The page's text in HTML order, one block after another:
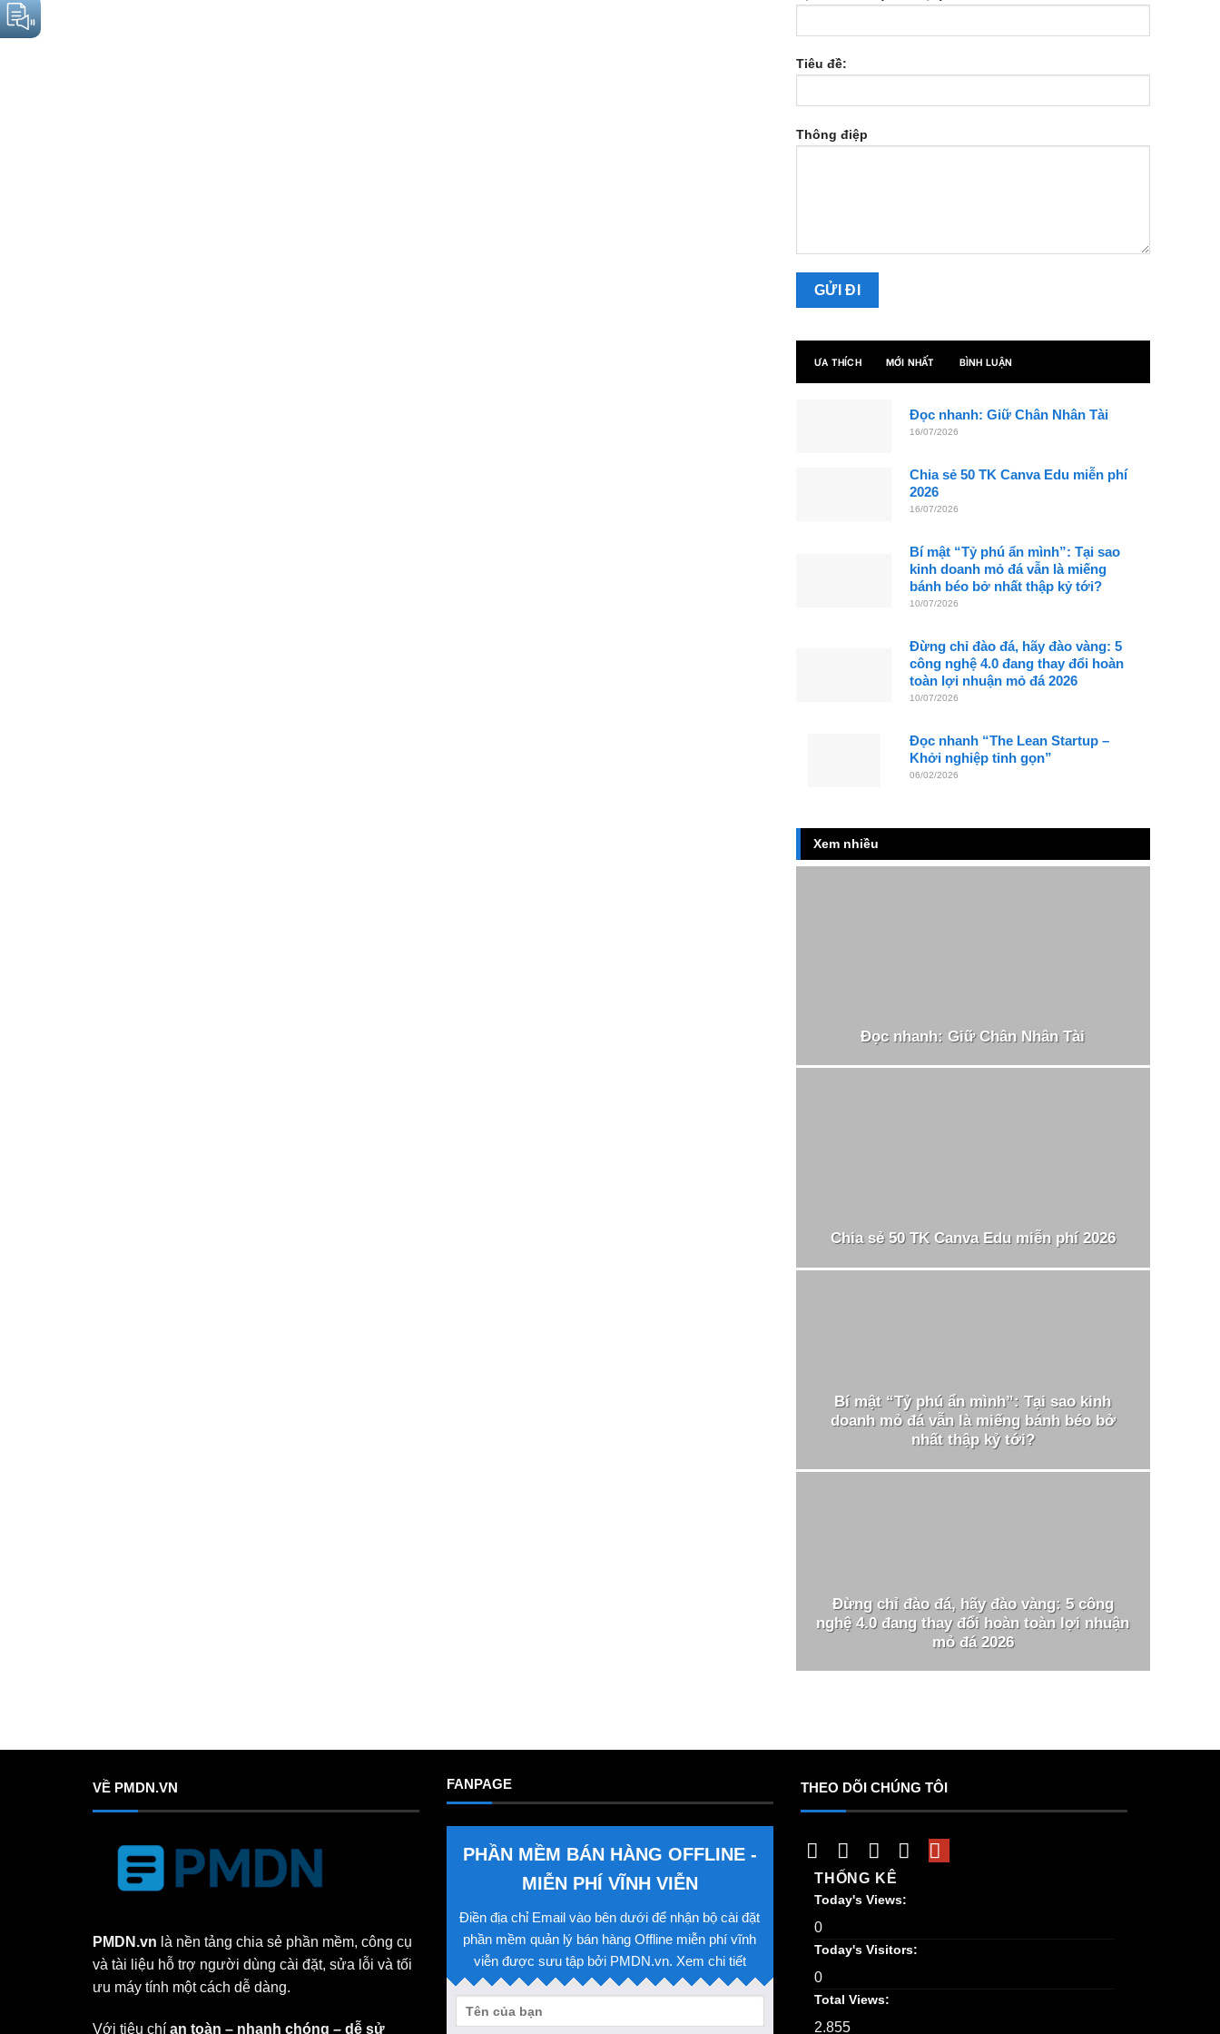
Tiêu đề:
Thông điệp
ƯA THÍCH MỚI NHẤT BÌNH LUẬN
Đọc nhanh: Giữ Chân Nhân Tài
16/07/2026
Chia sẻ 50 TK Canva Edu miễn phí
2026
16/07/2026
Bí mật “Tỷ phú ẩn mình”: Tại sao
kinh doanh mỏ đá vẫn là miếng
bánh béo bở nhất thập kỷ tới?
10/07/2026
Đừng chỉ đào đá, hãy đào vàng: 5
công nghệ 4.0 đang thay đổi hoàn
toàn lợi nhuận mỏ đá 2026
10/07/2026
Đọc nhanh “The Lean Startup –
Khởi nghiệp tinh gọn”
06/02/2026
Xem nhiều
Đọc nhanh: Giữ Chân Nhân Tài
Chia sẻ 50 TK Canva Edu miễn phí 2026
Bí mật “Tỷ phú ẩn mình”: Tại sao kinh
doanh mỏ đá vẫn là miếng bánh béo bở
nhất thập kỷ tới?
Đừng chỉ đào đá, hãy đào vàng: 5 công
nghệ 4.0 đang thay đổi hoàn toàn lợi nhuận
mỏ đá 2026
VỀ PMDN.VN
PMDN.vn là nền tảng chia sẻ phần mềm, công cụ
và tài liệu hỗ trợ người dùng cài đặt, sửa lỗi và tối
ưu máy tính một cách dễ dàng.
Với tiêu chí an toàn – nhanh chóng – dễ sử
FANPAGE
PHẦN MỀM BÁN HÀNG OFFLINE -
MIỄN PHÍ VĨNH VIỄN
Điền địa chỉ Email vào bên dưới để nhận bộ cài đặt
phần mềm quản lý bán hàng Offline miễn phí vĩnh
viễn được sưu tập bởi PMDN.vn. Xem chi tiết
THEO DÕI CHÚNG TÔI
THỐNG KÊ
Today's Views:
0
Today's Visitors:
0
Total Views:
2.855